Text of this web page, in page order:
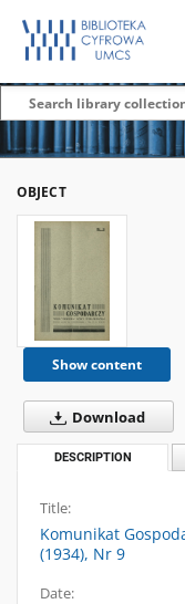
OBJECT
Show content
Download
DESCRIPTION
Title:
Komunikat
(1934), Nr 9
Date: